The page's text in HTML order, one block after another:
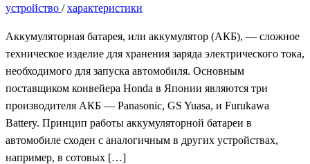
устройство /характеристики
Аккумуляторная батарея, или аккумулятор (АКБ), — сложное
техническое изделие для хранения заряда электрического тока,
необходимого для запуска автомобиля. Основным
поставщиком конвейера Honda в Японии являются три
производителя АКБ — Panasonic, GS Yuasa, и Furukawa
Battery. Принцип работы аккумуляторной батареи в
автомобиле сходен с аналогичным в других устройствах,
например, в сотовых […]